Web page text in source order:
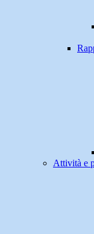
Attività e